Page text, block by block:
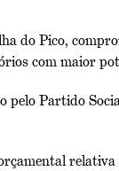
do Pico,
com maior
Partido
relativa